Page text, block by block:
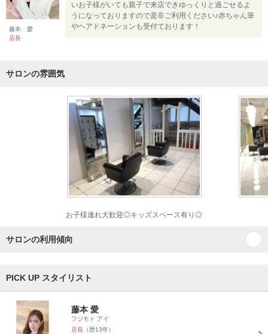
藤本 愛
店長
いお子様がいても親子で来店できゆっくりと過ごせるよ
うになっておりますので是非ご利用ください♪赤ちゃん筆
やヘアドネーションも受付ております！
サロンの雰囲気
お子様連れ大歓迎◎キッズスペース有り◎
サロンの利用傾向
PICK UP スタイリスト
藤本 愛
フジモト アイ
店長 （歴13年）